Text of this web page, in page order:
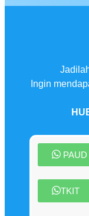
Ingin
PAUD
TKIT